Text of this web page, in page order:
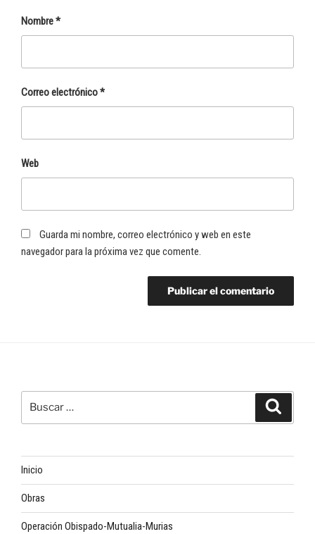
Nombre*
Correo electrónico*
Web
Guarda mi nombre, correo electrónico y web en este
navegador para la próxima vez que comente.
Inicio
Obras
Operación Obispado-Mutualia-Murias